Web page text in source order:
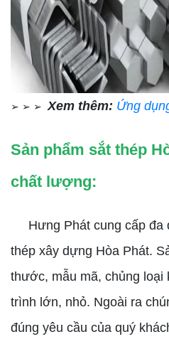
➢ ➢ ➢ Xem thêm: Ứng
Sản phẩm sắt thép
chất lượng:
Hưng Phát cung cấp đa
thép xây dựng Hòa Phát.
thước, mẫu mã, chủng loại
trình lớn, nhỏ. Ngoài ra
đúng yêu cầu của quý